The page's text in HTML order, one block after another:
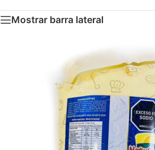
Mostrar barra lateral